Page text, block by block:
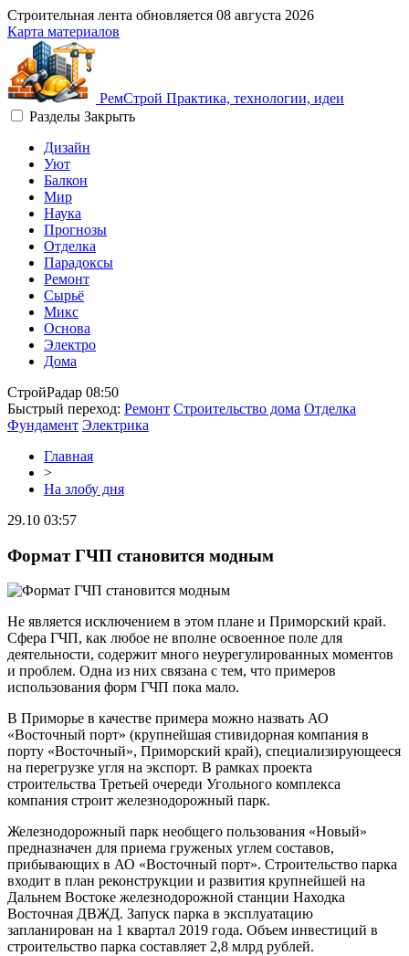
Строительная лента обновляется 08 августа 2026
Карта материалов
РемСтрой Практика, технологии, идеи
Разделы Закрыть
Дизайн
Уют
Балкон
Мир
Наука
Прогнозы
Отделка
Парадоксы
Ремонт
Сырьё
Микс
Основа
Электро
Дома
СтройРадар 08:50
Быстрый переход: Ремонт Строительство дома Отделка
Фундамент Электрика
Главная
>
На злобу дня
29.10 03:57
Формат ГЧП становится модным
Не является исключением в этом плане и Приморский край.
Сфера ГЧП, как любое не вполне освоенное поле для
деятельности, содержит много неурегулированных моментов
и проблем. Одна из них связана с тем, что примеров
использования форм ГЧП пока мало.
В Приморье в качестве примера можно назвать АО
«Восточный порт» (крупнейшая стивидорная компания в
порту «Восточный», Приморский край), специализирующееся
на перегрузке угля на экспорт. В рамках проекта
строительства Третьей очереди Угольного комплекса
компания строит железнодорожный парк.
Железнодорожный парк необщего пользования «Новый»
предназначен для приема груженых углем составов,
прибывающих в АО «Восточный порт». Строительство парка
входит в план реконструкции и развития крупнейшей на
Дальнем Востоке железнодорожной станции Находка
Восточная ДВЖД. Запуск парка в эксплуатацию
запланирован на 1 квартал 2019 года. Объем инвестиций в
строительство парка составляет 2,8 млрд рублей.